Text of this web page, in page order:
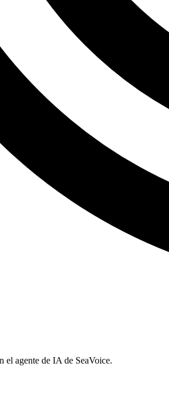
el agente de IA de SeaVoice.